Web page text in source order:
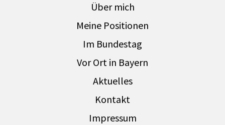
Über mich
Meine Positionen
Im Bundestag
Vor Ort in Bayern
Aktuelles
Kontakt
Impressum